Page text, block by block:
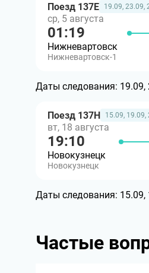
Поезд 137Е 19.09, 23.09,
ср, 5 августа
01:19
Нижневартовск
Нижневартовск-1
Даты следования: 19.09,
Поезд 137Н 15.09, 19.09,
вт, 18 августа
19:10
Новокузнецк
Новокузнецк
Даты следования: 15.09,
Частые